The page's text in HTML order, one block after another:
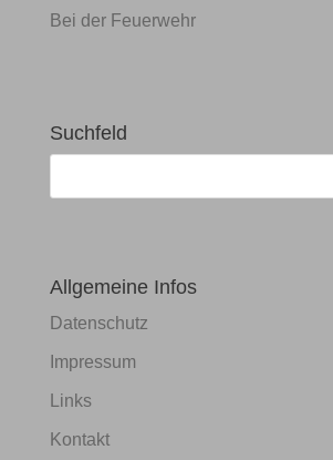
Bei der Feuerwehr
Suchfeld
Allgemeine Infos
Datenschutz
Impressum
Links
Kontakt